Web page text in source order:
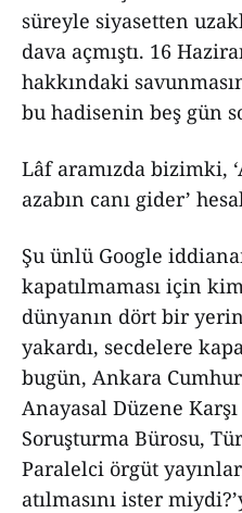
süreyle siyasetten
dava açmıştı. 16
hakkındaki
bu hadisenin beş gün
Lâf aramızda bizimki,
azabın canı gider’
Şu ünlü Google
kapatılmaması için
dünyanın dört bir
yakardı, secdelere
bugün, Ankara
Anayasal Düzene
Soruşturma Bürosu,
Paralelci örgüt
atılmasını ister